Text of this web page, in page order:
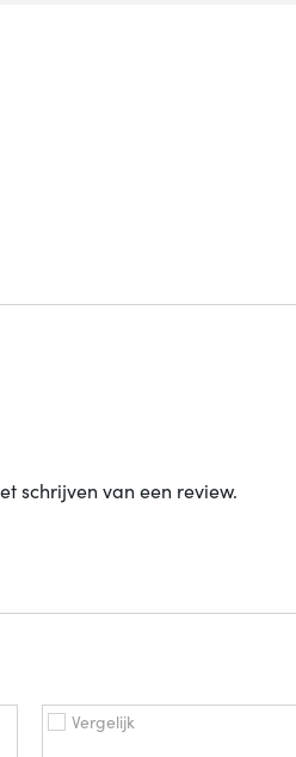
schrijven van een review.
Vergelijk